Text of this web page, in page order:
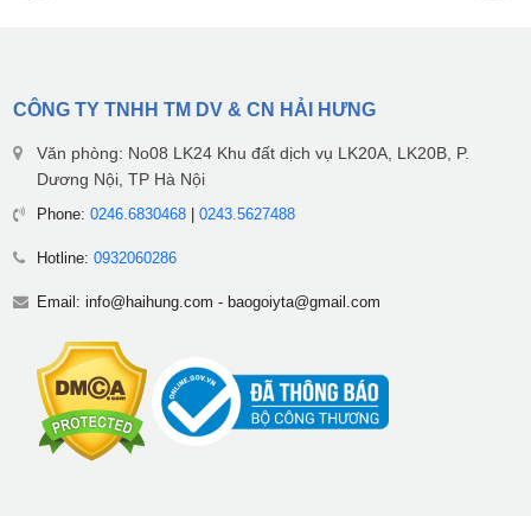
CÔNG TY TNHH TM DV & CN HẢI HƯNG
Văn phòng: No08 LK24 Khu đất dịch vụ LK20A, LK20B, P.
Dương Nội, TP Hà Nội
Phone: 0246.6830468| 0243.5627488
Hotline: 0932060286
Email: info@haihung.com - baogoiyta@gmail.com